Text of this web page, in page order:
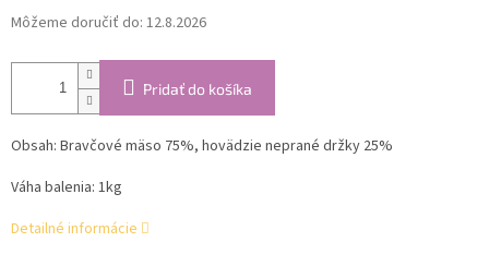
Môžeme doručiť do: 12.8.2026
Pridať do košíka
Obsah: Bravčové mäso 75%, hovädzie neprané držky 25%
Váha balenia: 1kg
Detailné informácie